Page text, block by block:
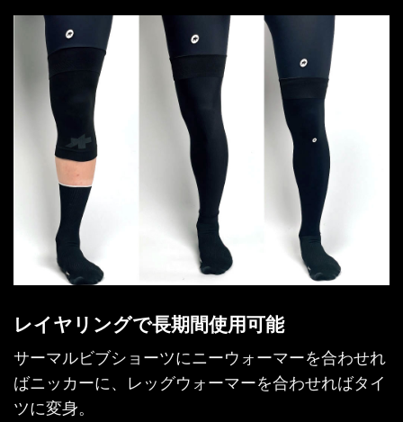
レイヤリングで長期間使用可能
サーマルビブショーツにニーウォーマーを合わせれ
ばニッカーに、レッグウォーマーを合わせればタイ
ツに変身。